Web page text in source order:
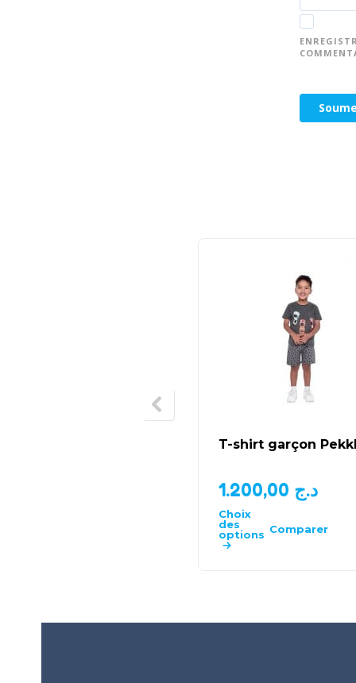
T-shirt garçon
د.ج
Choix
des
options Comparer